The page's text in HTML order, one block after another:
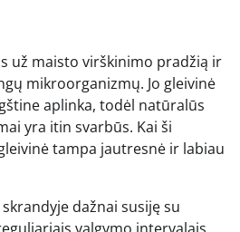
už maisto virškinimo pradžią ir
mikroorganizmų. Jo gleivinė
aplinka, todėl natūralūs
yra itin svarbūs. Kai ši
tampa jautresnė ir labiau
dažnai susiję su